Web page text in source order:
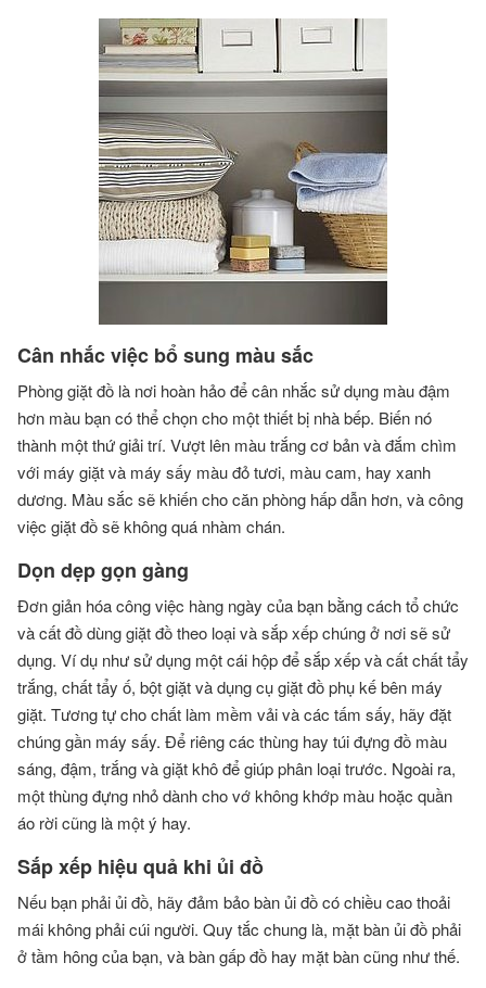
Cân nhắc việc bổ sung màu sắc
Phòng giặt đồ là nơi hoàn hảo để cân nhắc sử dụng màu đậm
hơn màu bạn có thể chọn cho một thiết bị nhà bếp. Biến nó
thành một thứ giải trí. Vượt lên màu trắng cơ bản và đắm chìm
với máy giặt và máy sấy màu đỏ tươi, màu cam, hay xanh
dương. Màu sắc sẽ khiến cho căn phòng hấp dẫn hơn, và công
việc giặt đồ sẽ không quá nhàm chán.
Dọn dẹp gọn gàng
Đơn giản hóa công việc hàng ngày của bạn bằng cách tổ chức
và cất đồ dùng giặt đồ theo loại và sắp xếp chúng ở nơi sẽ sử
dụng. Ví dụ như sử dụng một cái hộp để sắp xếp và cất chất tẩy
trắng, chất tẩy ố, bột giặt và dụng cụ giặt đồ phụ kế bên máy
giặt. Tương tự cho chất làm mềm vải và các tấm sấy, hãy đặt
chúng gần máy sấy. Để riêng các thùng hay túi đựng đồ màu
sáng, đậm, trắng và giặt khô để giúp phân loại trước. Ngoài ra,
một thùng đựng nhỏ dành cho vớ không khớp màu hoặc quần
áo rời cũng là một ý hay.
Sắp xếp hiệu quả khi ủi đồ
Nếu bạn phải ủi đồ, hãy đảm bảo bàn ủi đồ có chiều cao thoải
mái không phải cúi người. Quy tắc chung là, mặt bàn ủi đồ phải
ở tầm hông của bạn, và bàn gấp đồ hay mặt bàn cũng như thế.